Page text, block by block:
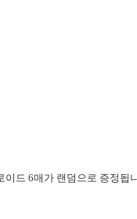
이드 6매가 랜덤으로 증정됩